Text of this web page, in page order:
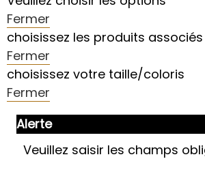
Fermer
choisissez les produits associés
Fermer
choisissez votre taille/coloris
Fermer
Alerte
Veuillez saisir les champs